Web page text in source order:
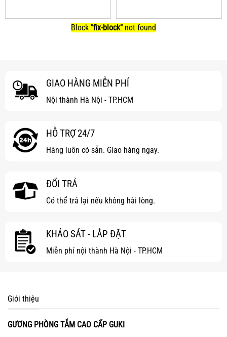
Block "fix-block" not found
GIAO HÀNG MIỄN PHÍ
Nội thành Hà Nội - TP.HCM
HỖ TRỢ 24/7
Hàng luôn có sẵn. Giao hàng ngay.
ĐỔI TRẢ
Có thể trả lại nếu không hài lòng.
KHẢO SÁT - LẮP ĐẶT
Miễn phí nội thành Hà Nội - TP.HCM
Giới thiệu
GƯƠNG PHÒNG TẮM CAO CẤP GUKI